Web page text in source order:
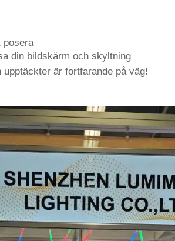
posera
din bildskärm och skyltning
är fortfarande på väg!